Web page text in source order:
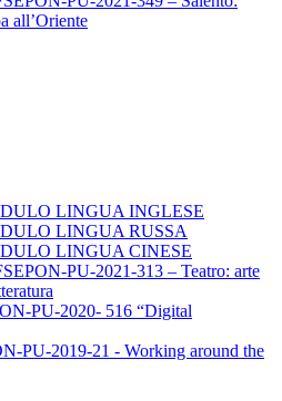
all’Oriente
LINGUA INGLESE
LINGUA RUSSA
LINGUA CINESE
PU-2021-313 – Teatro: arte
PU-2020- 516 “Digital
PU-2019-21 - Working around the